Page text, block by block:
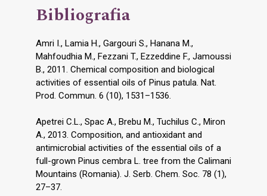
Bibliografia
Amri I., Lamia H., Gargouri S., Hanana M.,
Mahfoudhia M., Fezzani T., Ezzeddine F., Jamoussi
B., 2011. Chemical composition and biological
activities of essential oils of Pinus patula. Nat.
Prod. Commun. 6 (10), 1531–1536.
Apetrei C.L., Spac A., Brebu M., Tuchilus C., Miron
A., 2013. Composition, and antioxidant and
antimicrobial activities of the essential oils of a
full-grown Pinus cembra L. tree from the Calimani
Mountains (Romania). J. Serb. Chem. Soc. 78 (1),
27–37.